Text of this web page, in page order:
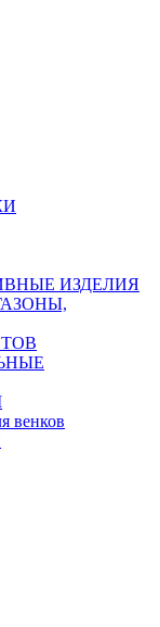
ИЗДЕЛИЯ
венков